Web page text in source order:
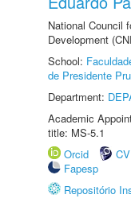
National Council
Development
School:
de Presidente
Department:
Academic
title: MS-5.1
Orcid
Fapesp
Repositório